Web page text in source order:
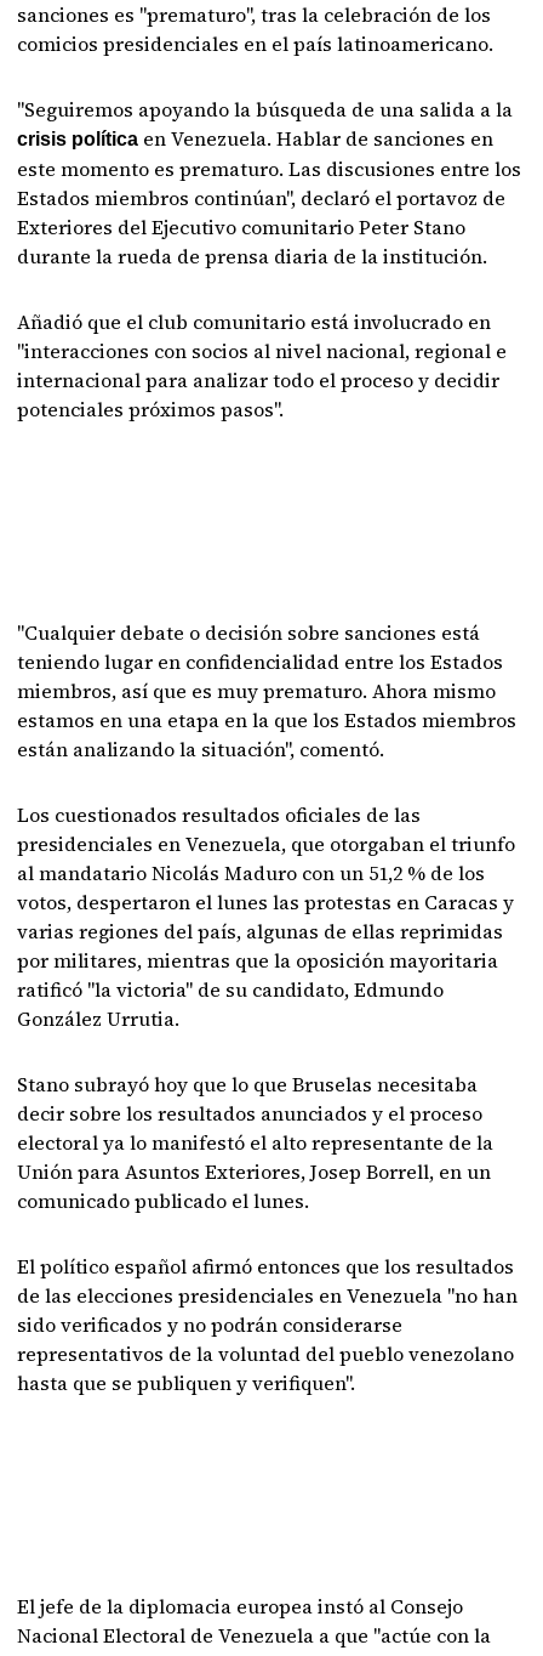
sanciones es "prematuro", tras la celebración de los
comicios presidenciales en el país latinoamericano.
"Seguiremos apoyando la búsqueda de una salida a la
crisis política en Venezuela. Hablar de sanciones en
este momento es prematuro. Las discusiones entre los
Estados miembros continúan", declaró el portavoz de
Exteriores del Ejecutivo comunitario Peter Stano
durante la rueda de prensa diaria de la institución.
Añadió que el club comunitario está involucrado en
"interacciones con socios al nivel nacional, regional e
internacional para analizar todo el proceso y decidir
potenciales próximos pasos".
"Cualquier debate o decisión sobre sanciones está
teniendo lugar en confidencialidad entre los Estados
miembros, así que es muy prematuro. Ahora mismo
estamos en una etapa en la que los Estados miembros
están analizando la situación", comentó.
Los cuestionados resultados oficiales de las
presidenciales en Venezuela, que otorgaban el triunfo
al mandatario Nicolás Maduro con un 51,2 % de los
votos, despertaron el lunes las protestas en Caracas y
varias regiones del país, algunas de ellas reprimidas
por militares, mientras que la oposición mayoritaria
ratificó "la victoria" de su candidato, Edmundo
González Urrutia.
Stano subrayó hoy que lo que Bruselas necesitaba
decir sobre los resultados anunciados y el proceso
electoral ya lo manifestó el alto representante de la
Unión para Asuntos Exteriores, Josep Borrell, en un
comunicado publicado el lunes.
El político español afirmó entonces que los resultados
de las elecciones presidenciales en Venezuela "no han
sido verificados y no podrán considerarse
representativos de la voluntad del pueblo venezolano
hasta que se publiquen y verifiquen".
El jefe de la diplomacia europea instó al Consejo
Nacional Electoral de Venezuela a que "actúe con la